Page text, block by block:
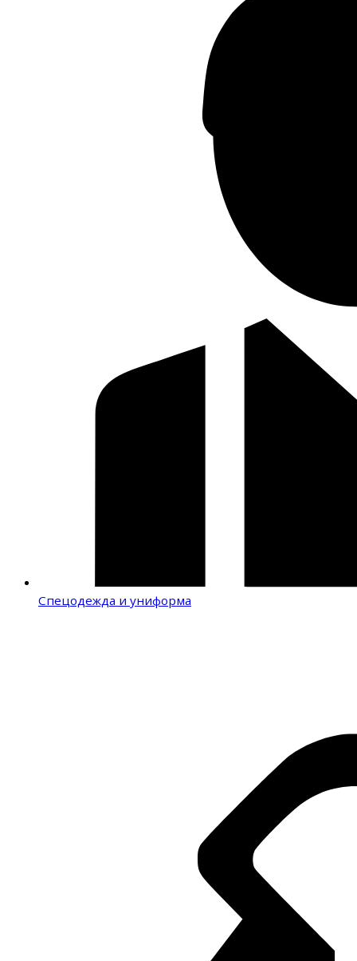
Спецодежда и униформа